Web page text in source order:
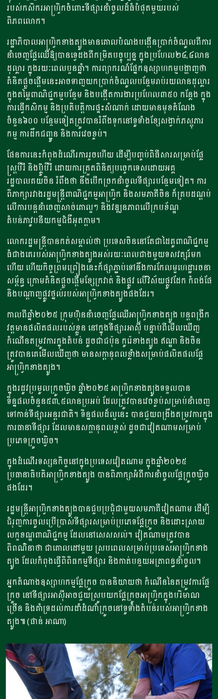
របស់កសិករអាហ្វ្រិកចំពោះទីផ្សារនាំចូលដ៏ធំបំផុតមួយរបស់
ពិភពលោក។
រដ្ឋាភិបាលអាហ្វ្រិកខាងត្បូងមានគោលបំណងបង្កើនប្រាក់ចំណូលពីការ
នាំចេញផ្លែឈើឱ្យបានទ្វេដងពីកម្រិតបច្ចុប្បន្ន ក្នុងប្រហែល២៤,៤លាន
ដុល្លារ ក្នុងរយៈពេលបួនឆ្នាំ។ ការព្យាករណ៍ផ្នែកឧស្សាហកម្មបង្ហាញថា
គំនិតផ្តួចផ្តើមនេះអាចទាញយកប្រាក់ចំណូលបន្ថែមរាប់រយលានដុល្លារ
ក្នុងតម្លៃពាណិជ្ជកម្មបន្ថែម និងបង្កើតការងារប្រហែល៣៥០ កន្លែង ក្នុង
ការធ្វើកសិកម្ម និងប្រតិបត្តិការផ្ទះសំណាក់ ដោយមានមុខតំណែង
ចំនួន៦០០ បន្ថែមទៀតត្រូវបានរំពឹងទុកនៅទូទាំងខ្សែសង្វាក់ភស្តុភារ
កម្ម ការដឹកជញ្ជូន និងការវេចខ្ចប់។
ផែនការនេះកំពុងដំណើរការរួចហើយ ដើម្បីបញ្ចប់ពិធីសារសម្រាប់ផ្លែ
ស្ត្របឺរី និងប៊្លូបឺរី ដោយការត្រួតពិនិត្យបច្ចេកទេសដោយអគ្គ
រដ្ឋបាលគយចិន រំពឹងថា នឹងបើកច្រកនាំចូលទីផ្សារបន្ថែមទៀត។ ការ
ពិភាក្សារវាងរដ្ឋមន្ត្រីពាណិជ្ជកម្មអាហ្វ្រិក និងសមភាគីចិន ក៏គ្របដណ្តប់
លើការបន្តនាំចេញសាច់គោល្អៗ និងវឌ្ឍនភាពលើក្របខ័ណ្ឌ
តំបន់ភាវូបនីយកម្មជំងឺអុតក្ដាម។
លោករដ្ឋមន្ត្រីបានកត់សម្គាល់ថា ប្រទេសចិននៅតែជាដៃគូពាណិជ្ជកម្ម
ធំជាងគេរបស់អាហ្វ្រិកខាងត្បូងអស់រយៈពេលជាងមួយទសវត្សរ៍មក
ហើយ ហើយកិច្ចព្រមព្រៀងនេះក៏ផ្សាភ្ជាប់ទៅនឹងការកែលម្អហេដ្ឋារចនា
សម្ព័ន្ធ ក្រោមគំនិតផ្តួចផ្តើមខ្សែក្រវាត់ និងផ្លូវ លើវិស័យផ្លូវដែក កំពង់ផែ
និងបណ្តាញផ្លូវថ្នល់របស់អាហ្វ្រិកខាងត្បូងផងដែរ។
កាលពីឆ្នាំ២០២៥ ក្រុមហ៊ុននាំចេញផ្លែឈើអាហ្វ្រិកខាងត្បូង បន្តពង្រីក
វត្តមានផលិតផលរបស់ខ្លួន នៅក្នុងទីផ្សារអាស៊ី បន្ទាប់ពីមើលឃើញ
កំណើនតម្រូវការក្នុងតំបន់ ដូចជាជប៉ុន កូរ៉េខាងត្បូង ឥណ្ឌា និងចិន
ត្រូវបានគេមើលឃើញថា មានសក្តានុពលខ្លាំងសម្រាប់ផលិតផលផ្លែ
អាហ្វ្រិកខាងត្បូង។
ក្នុងរដូវប្រមូលក្រូចឃ្វិច ឆ្នាំ២០២៥ អាហ្វ្រិកខាងត្បូងទទួលបាន
ទិន្នផលចំនួន៥៣,៥លានប្រអប់ ដែលត្រូវបានវេចខ្ចប់សម្រាប់នាំចេញ
ទៅកាន់ទីផ្សារអន្តរជាតិ។ ទិន្នផលដ៏ល្អនេះ បានជួយពង្រឹងតម្រូវការក្នុង
ការធានាទីផ្សារ ដែលមានសក្តានុពលខ្ពស់ ដូចជាវៀតណាមសម្រាប់
ប្រភេទក្រូចឃ្វិច។
ក្នុងដំណើរទស្សនកិច្ចនៅក្នុងប្រទេសវៀតណាម ក្នុងឆ្នាំ២០២៥
ប្រធានាធិបតិអាហ្វ្រិកខាងត្បូង បានពិភាក្សាអំពីការនាំចូលផ្លែក្រូចឃ្វិច
ផងដែរ។
រដ្ឋមន្ត្រីអាហ្វ្រិកខាងត្បូងបានជួបប្រជុំជាមួយសមភាគីវៀតណាម ដើម្បី
ជំរុញការចូលប្រើប្រាស់ទីផ្សារសម្រាប់ប្រភេទផ្លែក្រូច និងដោះស្រាយ
លក្ខខណ្ឌពាណិជ្ជកម្ម ដែលនៅសេសសល់។ វៀតណាមត្រូវបាន
ពិពណ៌នាថា ជាគោលដៅមួយ ស្របពេលសម្រាប់ប្រទេសអាហ្វ្រិកខាង
ត្បូង ដែលកំពុងធ្វើពិពិធកម្មទីផ្សារ និងកាត់បន្ថយអត្រាពន្ធនាំចូល។
អ្នកតំណាងឧស្សាហកម្មផ្លែក្រូច បាននិយាយថា កំណើននៃតម្រូវការផ្លែ
ក្រូច នៅទីផ្សារអាស៊ីអាចជួយស្រូបយកផ្លែក្រូចអាហ្វ្រិកក្នុងបរិមាណ
ច្រើន និងគាំទ្រដល់ការដាំដំណាំក្រូចនៅទូទាំងតំបន់របស់អាហ្វ្រិកខាង
ត្បូង៕ (ផាន់ អាណា)